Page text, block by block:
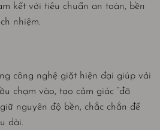
kết với tiêu chuẩn an toàn, bền
nhiệm.
công nghệ giặt hiện đại giúp vải
chạm vào, tạo cảm giác “đã
nguyên độ bền, chắc chắn để
dài.